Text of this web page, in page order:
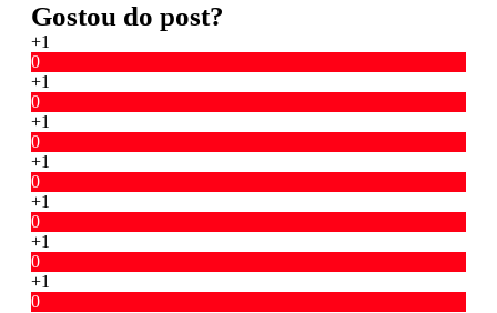
Gostou do post?
+1
0
+1
0
+1
0
+1
0
+1
0
+1
0
+1
0